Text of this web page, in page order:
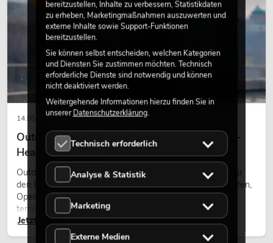
14.05.2026
Outdoor Moving-Heads: Wetterfeste Moving-
Heads bei Events
Outdoor Moving-Heads sind bewegliche Scheinwerfer für
den Einsatz im Freien. Sie werden bei Festivals, Stadtfesten,
Open-Air-Konzerten, Architekturinszenierungen und
temporären Außeninstallationen eingesetzt.
Jetzt lesen
bereitzustellen, Inhalte zu verbessern, Statistikdaten
zu erheben, Marketingmaßnahmen auszuwerten und
externe Inhalte sowie Support-Funktionen
bereitzustellen.
Sie können selbst entscheiden, welchen Kategorien
und Diensten Sie zustimmen möchten. Technisch
erforderliche Dienste sind notwendig und können
nicht deaktiviert werden.
Weitergehende Informationen hierzu finden Sie in
unsererDatenschutzerklärung.
Technisch erforderlich
Analyse & Statistik
Marketing
Externe Medien